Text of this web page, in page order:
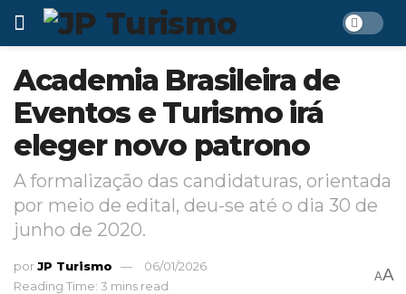
Academia Brasileira de
Eventos e Turismo irá
eleger novo patrono
A formalização das candidaturas, orientada
por meio de edital, deu-se até o dia 30 de
junho de 2020.
porJP Turismo
06/01/2026
Reading Time: 3 mins read
AA